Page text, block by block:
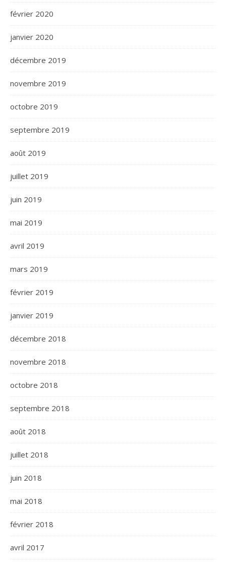
février 2020
janvier 2020
décembre 2019
novembre 2019
octobre 2019
septembre 2019
août 2019
juillet 2019
juin 2019
mai 2019
avril 2019
mars 2019
février 2019
janvier 2019
décembre 2018
novembre 2018
octobre 2018
septembre 2018
août 2018
juillet 2018
juin 2018
mai 2018
février 2018
avril 2017